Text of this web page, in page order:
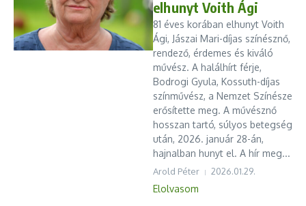
elhunyt Voith Ági
81 éves korában elhunyt Voith
Ági, Jászai Mari-díjas színésznő,
rendező, érdemes és kiváló
művész. A halálhírt férje,
Bodrogi Gyula, Kossuth-díjas
színművész, a Nemzet Színésze
erősítette meg. A művésznő
hosszan tartó, súlyos betegség
után, 2026. január 28-án,
hajnalban hunyt el. A hír meg...
Arold Péter 2026.01.29.
Elolvasom